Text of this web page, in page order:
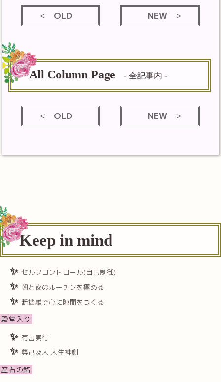
OLD NEW
All Column Page - 全記事内 -
OLD NEW
Keep in mind
セルフコントロール(自己制御)
朝と夜のルーチンを極める
断捨離で心に隙間をつくる
殿堂入り
有言実行
尊己及人 人生神劇
座右の銘